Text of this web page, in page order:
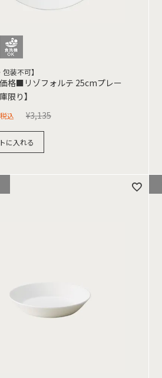
包装不可】
格■リゾフォルテ 25cmプレー
限り】
¥3,135
税込
に入れる